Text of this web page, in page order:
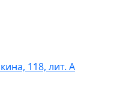
118, лит. А